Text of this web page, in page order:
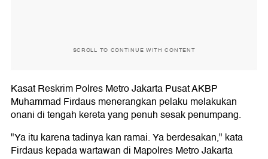
SCROLL TO CONTINUE WITH CONTENT
Kasat Reskrim Polres Metro Jakarta Pusat AKBP
Muhammad Firdaus menerangkan pelaku melakukan
onani di tengah kereta yang penuh sesak penumpang.
"Ya itu karena tadinya kan ramai. Ya berdesakan," kata
Firdaus kepada wartawan di Mapolres Metro Jakarta